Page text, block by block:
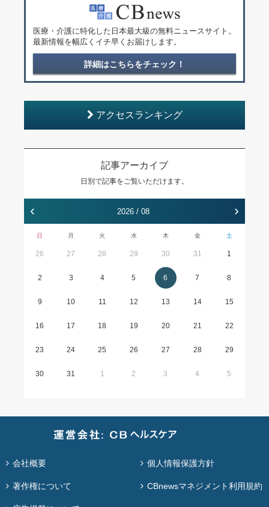
医療・介護に特化した日本最大級の無料ニュースサイト。
最新情報を幅広くイチ早くお届けします。
詳細はこちらをチェック！
アクセスランキング
記事アーカイブ
日別で記事をご覧いただけます。
‹ 2026 / 08 ›
日 月 火 水 木 金 土
26 27 28 29 30 31 1
2 3 4 5 6 7 8
9 10 11 12 13 14 15
16 17 18 19 20 21 22
23 24 25 26 27 28 29
30 31 1 2 3 4 5
会社概要 個人情報保護方針
著作権について CBnewsマネジメント利用規約